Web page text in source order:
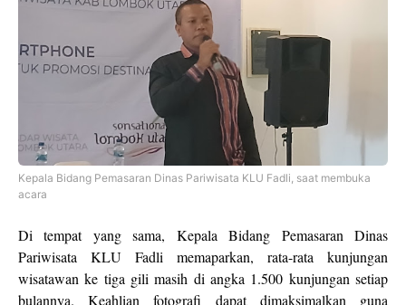
Kepala Bidang Pemasaran Dinas Pariwisata KLU Fadli, saat membuka
acara
Di tempat yang sama, Kepala Bidang Pemasaran Dinas
Pariwisata KLU Fadli memaparkan, rata-rata kunjungan
wisatawan ke tiga gili masih di angka 1.500 kunjungan setiap
bulannya. Keahlian fotografi dapat dimaksimalkan guna